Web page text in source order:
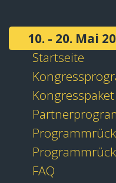
10. - 20. Mai
Startseite
FAQ